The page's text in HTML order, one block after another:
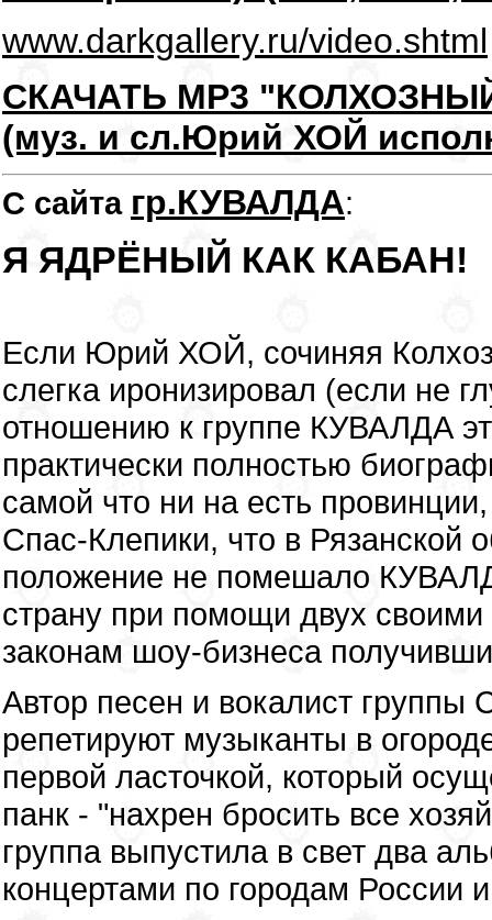
www.darkgallery.ru/video.shtml
СКАЧАТЬ MP3
(муз. и сл.Юрий ХОЙ
С сайта гр.КУВАЛДА:
Я ЯДРЁНЫЙ КАК КАБАН!
Если Юрий ХОЙ, сочиняя
слегка иронизировал (если не
отношению к группе КУВАЛДА
практически полностью
самой что ни на есть
Спас-Клепики, что в Рязанской
положение не помешало
страну при помощи двух
законам шоу-бизнеса
Автор песен и вокалист
репетируют музыканты в
первой ласточкой, который
панк - "нахрен бросить все
группа выпустила в свет два
концертами по городам России